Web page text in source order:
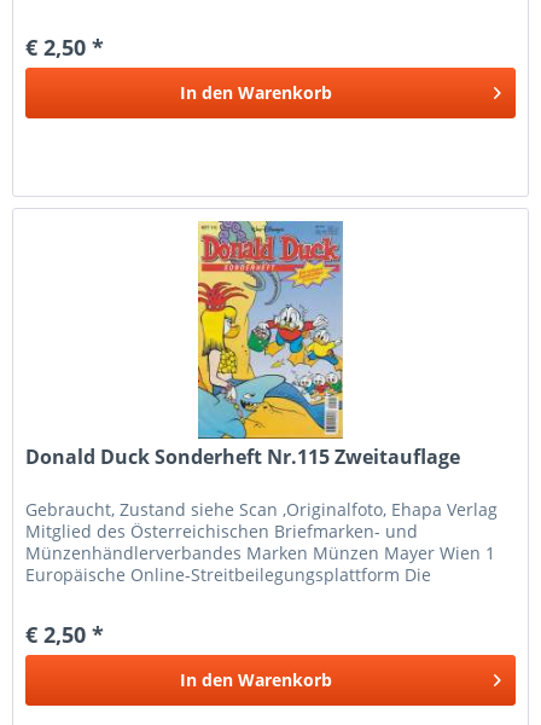
€ 2,50 *
In den Warenkorb
Donald Duck Sonderheft Nr.115 Zweitauflage
Gebraucht, Zustand siehe Scan ,Originalfoto, Ehapa Verlag
Mitglied des Österreichischen Briefmarken- und
Münzenhändlerverbandes Marken Münzen Mayer Wien 1
Europäische Online-Streitbeilegungsplattform Die
€ 2,50 *
In den Warenkorb